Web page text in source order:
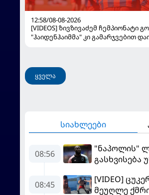
12:58/08-08-2026
[VIDEOS] ზივზივაძემ ჩემპიონატი
"ჰაიდენჰაიმმა" კი გამარჯვებით
ყველა
სიახლეები
08:56
"ნაპოლის"
გასხვისება
უთანხმდება
08:45
[VIDEO]
მეუღლე